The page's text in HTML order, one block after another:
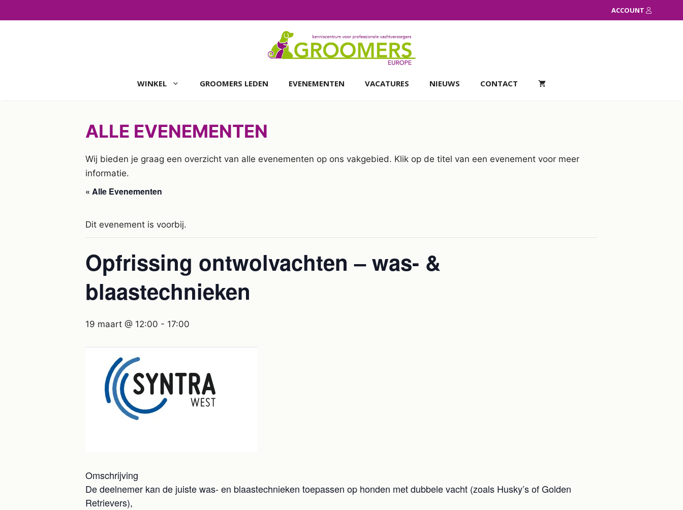
naar
ACCOUNT
WINKEL GROOMERS LEDEN EVENEMENTEN VACATURES NIEUWS CONTACT
ALLE EVENEMENTEN
Wij bieden je graag een overzicht van alle evenementen op ons vakgebied. Klik op de titel van een evenement voor meer
informatie.
« Alle Evenementen
Dit evenement is voorbij.
Opfrissing ontwolvachten – was- &
blaastechnieken
19 maart @ 12:00 - 17:00
Omschrijving
De deelnemer kan de juiste was- en blaastechnieken toepassen op honden met dubbele vacht (zoals Husky’s of Golden
Retrievers),